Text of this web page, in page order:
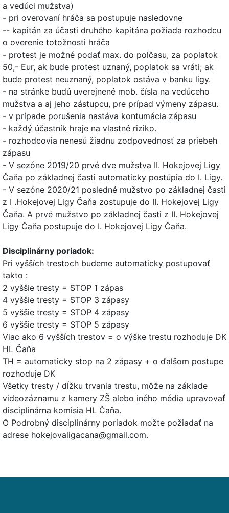
a vedúci mužstva)
- pri overovaní hráča sa postupuje nasledovne
-- kapitán za účasti druhého kapitána požiada rozhodcu
o overenie totožnosti hráča
- protest je možné podať max. do polčasu, za poplatok
50,- Eur, ak bude protest uznaný, poplatok sa vráti; ak
bude protest neuznaný, poplatok ostáva v banku ligy.
- na stránke budú uverejnené mob. čísla na vedúceho
mužstva a aj jeho zástupcu, pre prípad výmeny zápasu.
- v prípade porušenia nastáva kontumácia zápasu
- každý účastník hraje na vlastné riziko.
- rozhodcovia nenesú žiadnu zodpovednosť za priebeh
zápasu
- V sezóne 2019/20 prvé dve mužstva II. Hokejovej Ligy
Čaňa po základnej časti automaticky postúpia do I. Ligy.
- V sezóne 2020/21 posledné mužstvo po základnej časti
z I .Hokejovej Ligy Čaňa zostupuje do II. Hokejovej Ligy
Čaňa. A prvé mužstvo po základnej časti z II. Hokejovej
Ligy Čaňa postupuje do I. Hokejovej Ligy Čaňa.
Disciplinárny poriadok:
Pri vyšších trestoch budeme automaticky postupovať
takto :
2 vyššie tresty = STOP 1 zápas
4 vyššie tresty = STOP 3 zápasy
5 vyššie tresty = STOP 4 zápasy
6 vyššie tresty = STOP 5 zápasy
Viac ako 6 vyšších trestov = o výške trestu rozhoduje DK
HL Čaňa
TH = automaticky stop na 2 zápasy + o ďalšom postupe
rozhoduje DK
Všetky tresty / dĺžku trvania trestu, môže na základe
videozáznamu z kamery ZŠ alebo iného média upravovať
disciplinárna komisia HL Čaňa.
O Podrobný disciplinárny poriadok možte požiadať na
adrese hokejovaligacana@gmail.com.